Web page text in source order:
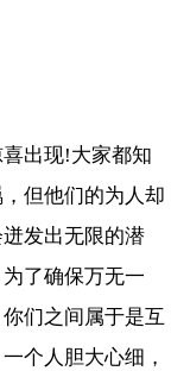
出现!大家都知
但他们的为人却
发出无限的潜
了确保万无一
们之间属于是互
个人胆大心细，